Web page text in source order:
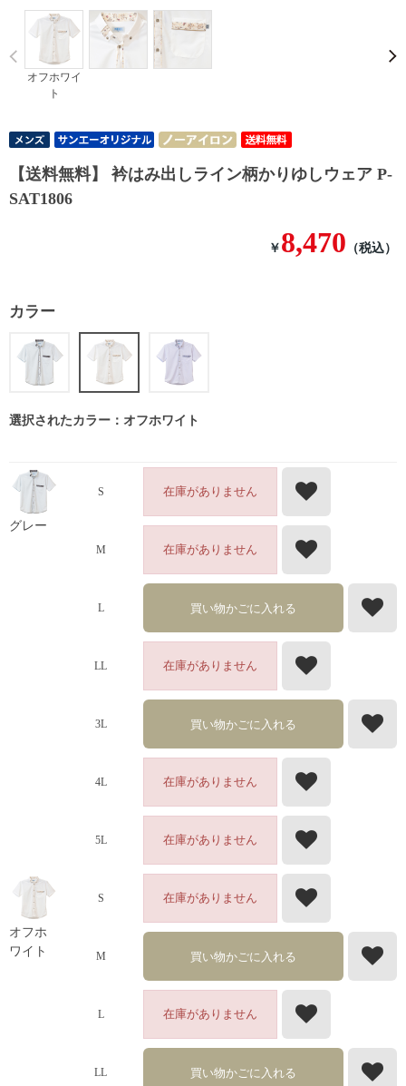
オフホワイ
ト
Prev
【送料無料】 衿はみ出しライン柄かりゆしウェア P-
SAT1806
￥ 8,470 （税込）
カラー
選択されたカラー：オフホワイト
グレー
S 在庫がありません
M 在庫がありません
L 買い物かごに入れる
LL 在庫がありません
3L 買い物かごに入れる
4L 在庫がありません
5L 在庫がありません
オフホ
ワイト
S 在庫がありません
M 買い物かごに入れる
L 在庫がありません
LL 買い物かごに入れる